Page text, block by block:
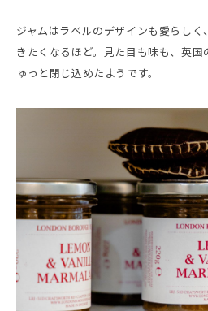
ジャムはラベルのデザインも愛らしく
きたくなるほど。見た目も味も、英国
ゅっと閉じ込めたようです。